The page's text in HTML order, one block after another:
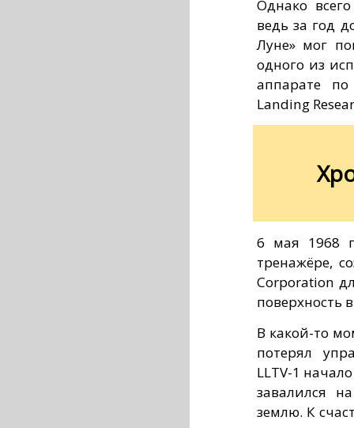
Однако
ведь за год
Луне» мог
одного из
аппарате
Landing
6 мая 1968
тренажёре,
Corporation
поверхность
В какой-то
потерял
LLTV-1
завалился
землю. К